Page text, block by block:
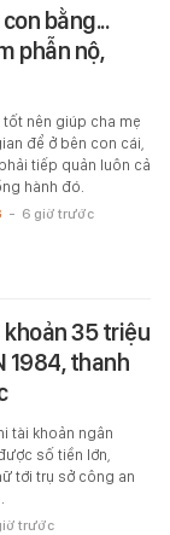
bằng...
phẫn nộ,
tốt nên giúp cha mẹ
để ở bên con cái,
tiếp quản luôn cả
hành đó.
- 6 giờ trước
khoản 35 triệu
1984, thanh
tài khoản ngân
số tiền lớn,
tới trụ sở công an
trước